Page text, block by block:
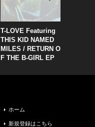
T-LOVE Featuring
THIS KID NAMED
MILES ‎/ RETURN O
F THE B-GIRL EP
ホーム
新規登録はこちら